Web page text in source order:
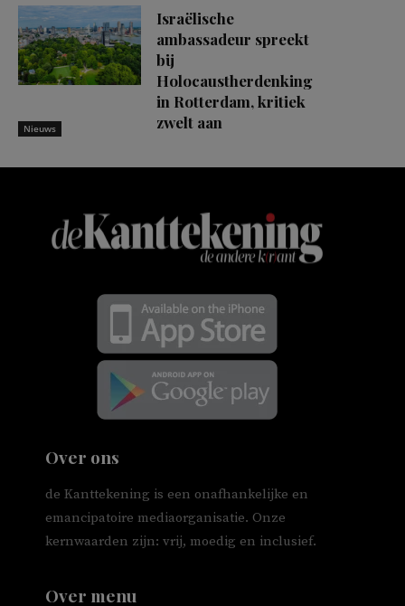
Nieuws
Israëlische
ambassadeur spreekt
bij
Holocaustherdenking
in Rotterdam, kritiek
zwelt aan
Over ons
de Kanttekening is een onafhankelijke en
emancipatoire mediaorganisatie. Onze
kernwaarden zijn: vrij, moedig en inclusief.
Over menu